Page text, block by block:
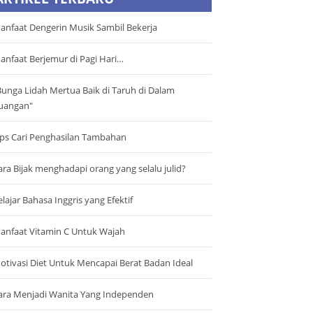
Dengerin Musik Sambil Bekerja
Berjemur di Pagi Hari…
Lidah Mertua Baik di Taruh di Dalam
Cari Penghasilan Tambahan
Bijak menghadapi orang yang selalu julid?
Bahasa Inggris yang Efektif
Vitamin C Untuk Wajah
Diet Untuk Mencapai Berat Badan Ideal
Menjadi Wanita Yang Independen